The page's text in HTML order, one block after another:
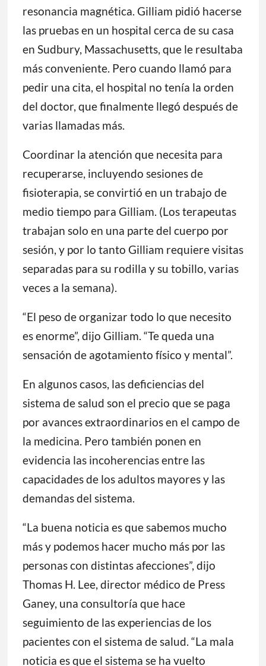
resonancia magnética. Gilliam pidió hacerse
las pruebas en un hospital cerca de su casa
en Sudbury, Massachusetts, que le resultaba
más conveniente. Pero cuando llamó para
pedir una cita, el hospital no tenía la orden
del doctor, que finalmente llegó después de
varias llamadas más.
Coordinar la atención que necesita para
recuperarse, incluyendo sesiones de
fisioterapia, se convirtió en un trabajo de
medio tiempo para Gilliam. (Los terapeutas
trabajan solo en una parte del cuerpo por
sesión, y por lo tanto Gilliam requiere visitas
separadas para su rodilla y su tobillo, varias
veces a la semana).
“El peso de organizar todo lo que necesito
es enorme”, dijo Gilliam. “Te queda una
sensación de agotamiento físico y mental”.
En algunos casos, las deficiencias del
sistema de salud son el precio que se paga
por avances extraordinarios en el campo de
la medicina. Pero también ponen en
evidencia las incoherencias entre las
capacidades de los adultos mayores y las
demandas del sistema.
“La buena noticia es que sabemos mucho
más y podemos hacer mucho más por las
personas con distintas afecciones”, dijo
Thomas H. Lee, director médico de Press
Ganey, una consultoría que hace
seguimiento de las experiencias de los
pacientes con el sistema de salud. “La mala
noticia es que el sistema se ha vuelto